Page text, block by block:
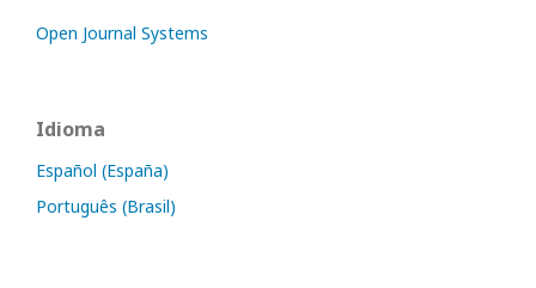
Open Journal Systems
Idioma
Español (España)
Português (Brasil)